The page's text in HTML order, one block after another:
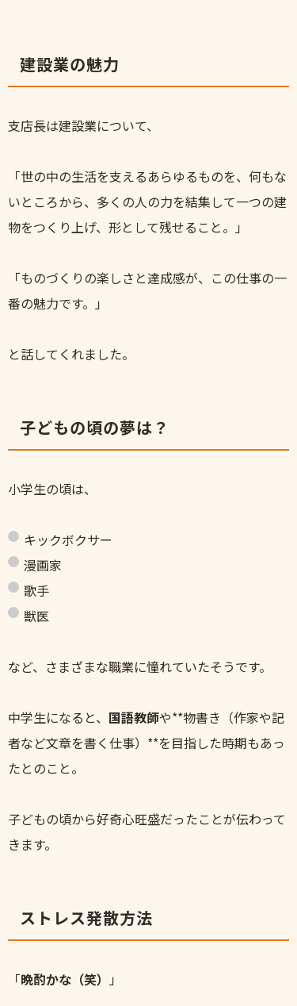
建設業の魅力
支店長は建設業について、
「世の中の生活を支えるあらゆるものを、何もな
いところから、多くの人の力を結集して一つの建
物をつくり上げ、形として残せること。」
「ものづくりの楽しさと達成感が、この仕事の一
番の魅力です。」
と話してくれました。
子どもの頃の夢は？
小学生の頃は、
キックボクサー
漫画家
歌手
獣医
など、さまざまな職業に憧れていたそうです。
中学生になると、 国語教師や**物書き（作家や記
者など文章を書く仕事）**を目指した時期もあっ
たとのこと。
子どもの頃から好奇心旺盛だったことが伝わって
きます。
ストレス発散方法
「晩酌かな（笑） 」